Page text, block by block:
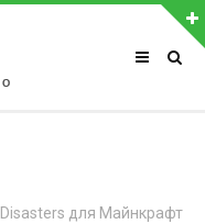
Регистрация
Disasters для Майнкрафт